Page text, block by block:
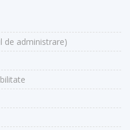
de administrare)